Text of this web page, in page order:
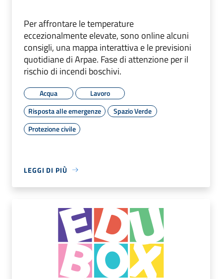
Per affrontare le temperature
eccezionalmente elevate, sono online alcuni
consigli, una mappa interattiva e le previsioni
quotidiane di Arpae. Fase di attenzione per il
rischio di incendi boschivi.
Acqua
Lavoro
Risposta alle emergenze
Spazio Verde
Protezione civile
LEGGI DI PIÙ